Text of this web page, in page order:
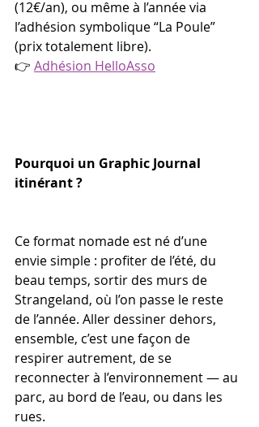
(12€/an), ou même à l’année via
l’adhésion symbolique “La Poule”
(prix totalement libre).
👉 Adhésion HelloAsso
Pourquoi un Graphic Journal
itinérant ?
Ce format nomade est né d’une
envie simple : profiter de l’été, du
beau temps, sortir des murs de
Strangeland, où l’on passe le reste
de l’année. Aller dessiner dehors,
ensemble, c’est une façon de
respirer autrement, de se
reconnecter à l’environnement — au
parc, au bord de l’eau, ou dans les
rues.